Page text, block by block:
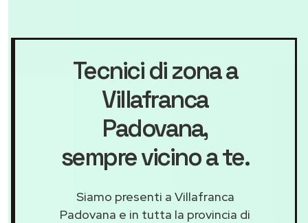
Tecnici di zona a
Villafranca
Padovana,
sempre vicino a te.
Siamo presenti a Villafranca
Padovana e in tutta la provincia di